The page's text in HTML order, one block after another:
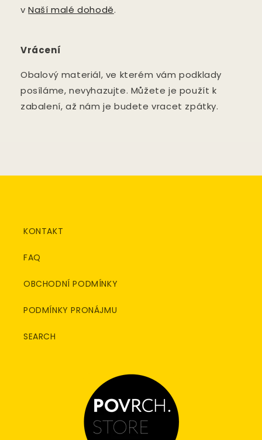
vNaší malé dohodě.
Vrácení
Obalový materiál, ve kterém vám podklady
posíláme, nevyhazujte. Můžete je použít k
zabalení, až nám je budete vracet zpátky.
KONTAKT
FAQ
OBCHODNÍ PODMÍNKY
PODMÍNKY PRONÁJMU
SEARCH